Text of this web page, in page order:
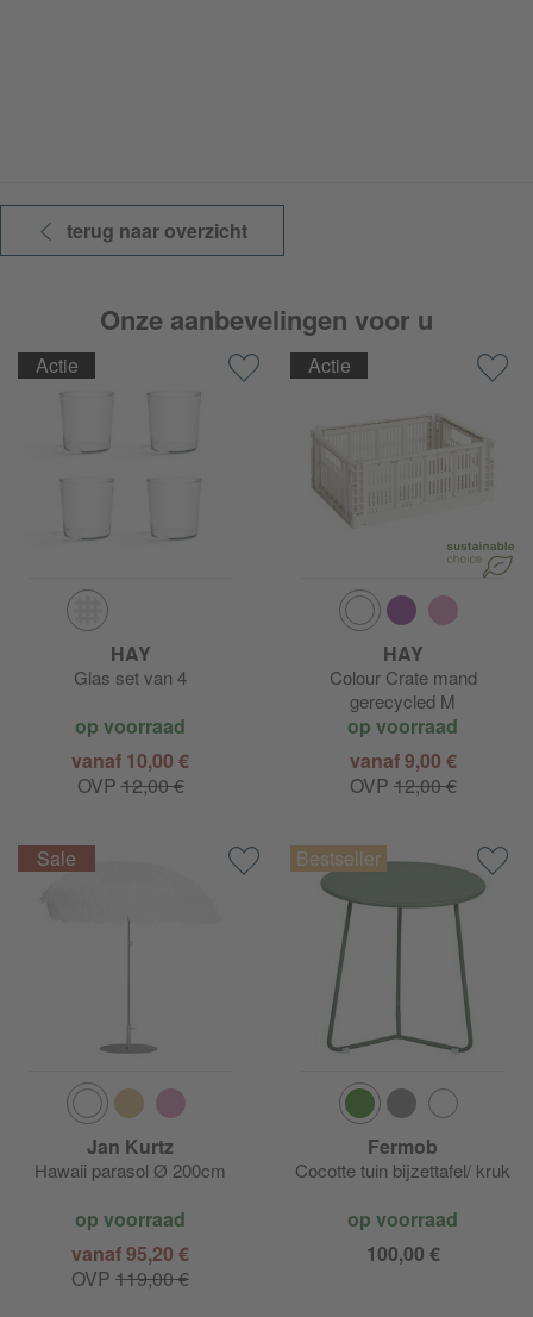
terug naar overzicht
Onze aanbevelingen voor u
Actie
HAY
Glas set van 4
op voorraad
vanaf 10,00 €
OVP12,00 €
Actie
HAY
Colour Crate mand
gerecycled M
op voorraad
vanaf 9,00 €
OVP12,00 €
Jan Kurtz
Hawaii parasol Ø 200cm
op voorraad
vanaf 95,20 €
OVP 119,00 €
Fermob
Cocotte tuin bijzettafel/ kruk
op voorraad
100,00 €